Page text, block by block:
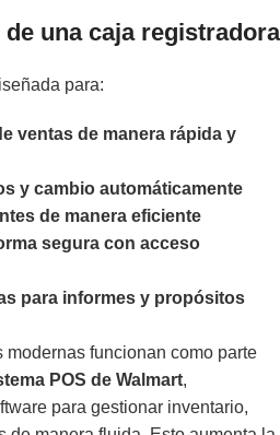
una caja registradora
para:
ventas de manera rápida y
y cambio automáticamente
de manera eficiente
segura con acceso
para informes y propósitos
modernas funcionan como parte
POS de Walmart,
para gestionar inventario,